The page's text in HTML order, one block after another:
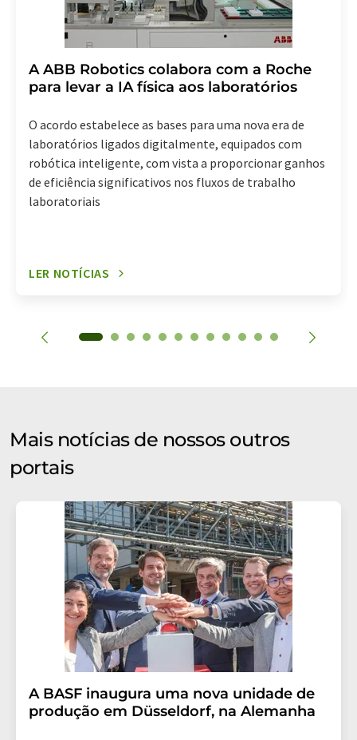
A ABB Robotics colabora com a Roche
para levar a IA física aos laboratórios
O acordo estabelece as bases para uma nova era de
laboratórios ligados digitalmente, equipados com
robótica inteligente, com vista a proporcionar ganhos
de eficiência significativos nos fluxos de trabalho
laboratoriais
LER NOTÍCIAS
Mais notícias de nossos outros
portais
A BASF inaugura uma nova unidade de
produção em Düsseldorf, na Alemanha